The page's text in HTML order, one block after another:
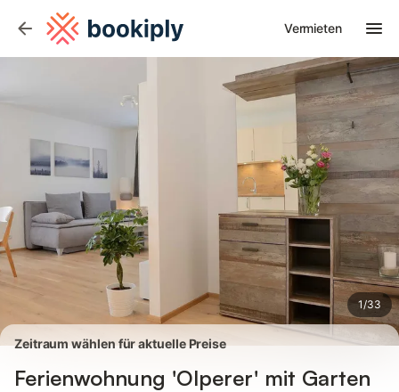
Vermieten
1/33
Bilder Ausstattung Bewertungen
Zeitraum wählen für aktuelle Preise
Ferienwohnung 'Olperer' mit Garten